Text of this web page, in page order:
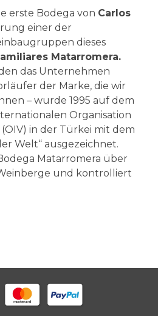
erste Bodega von Carlos
einer der
dieses
Matarromera.
das Unternehmen
der Marke, die wir
– wurde 1995 auf dem
Organisation
in der Türkei mit dem
Welt“ ausgezeichnet.
Matarromera über
und kontrolliert